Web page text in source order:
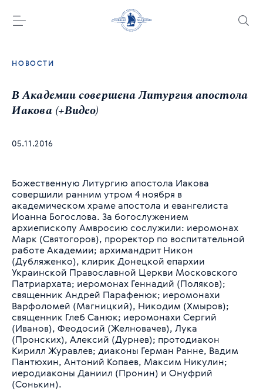
НОВОСТИ
В Академии совершена Литургия апостола
Иакова (+Видео)
05.11.2016
Божественную Литургию апостола Иакова
совершили ранним утром 4 ноября в
академическом храме апостола и евангелиста
Иоанна Богослова. За богослужением
архиепископу Амвросию сослужили: иеромонах
Марк (Святогоров), проректор по воспитательной
работе Академии; архимандрит Никон
(Дубляженко), клирик Донецкой епархии
Украинской Православной Церкви Московского
Патриархата; иеромонах Геннадий (Поляков);
священник Андрей Парафенюк; иеромонахи
Варфоломей (Магницкий), Никодим (Хмыров);
священник Глеб Санюк; иеромонахи Сергий
(Иванов), Феодосий (Желновачев), Лука
(Пронских), Алексий (Дурнев); протодиакон
Кирилл Журавлев; диаконы Герман Ранне, Вадим
Пантюхин, Антоний Копаев, Максим Никулин;
иеродиаконы Даниил (Пронин) и Онуфрий
(Сонькин).